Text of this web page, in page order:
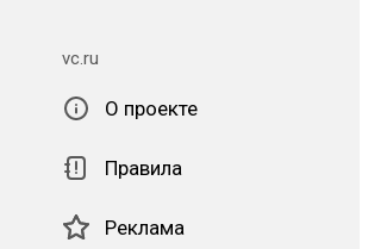
vc.ru
О проекте
Правила
Реклама